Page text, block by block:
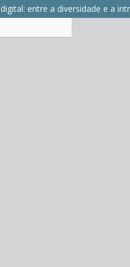
entre a diversidade e a